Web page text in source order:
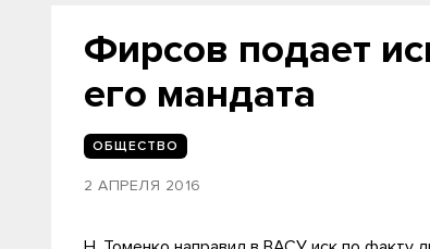
Фирсов подает
его мандата
ОБЩЕСТВО
2 АПРЕЛЯ 2016